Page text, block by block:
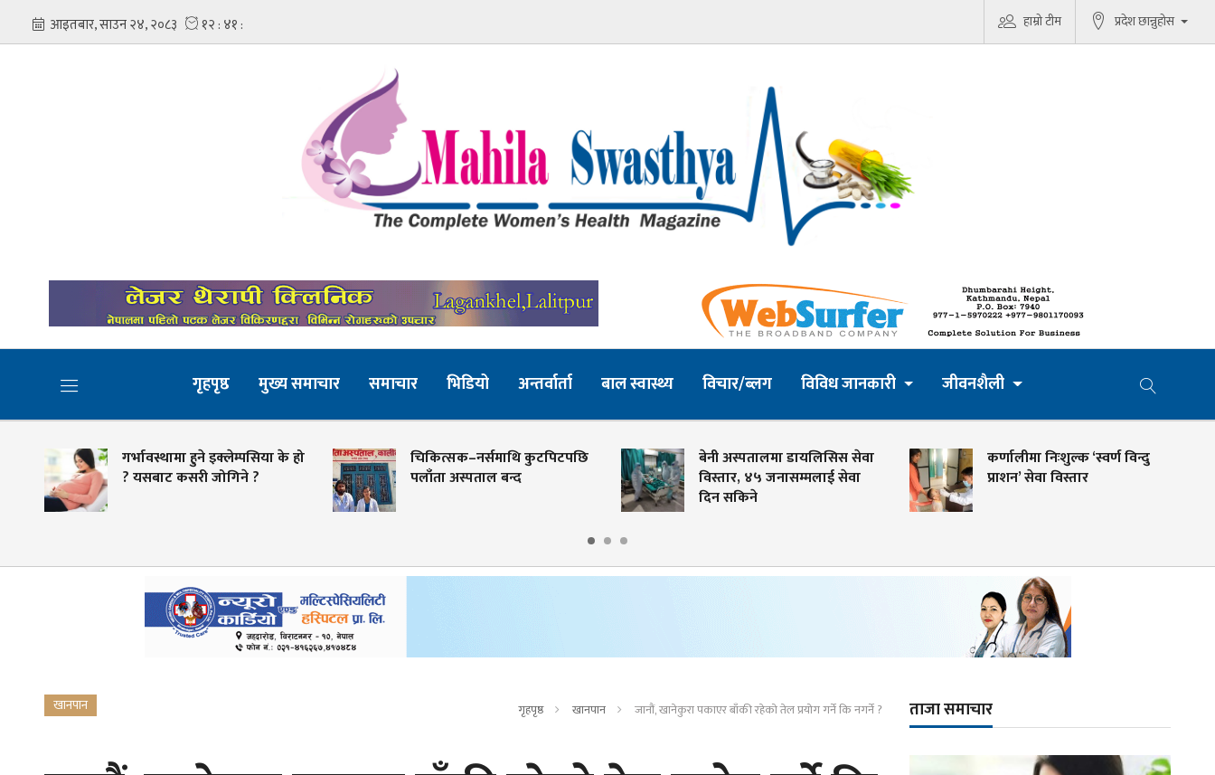
हाम्रो टीम प्रदेश छान्नुहोस
गृहपृष्ठ मुख्य समाचार समाचार भिडियो अन्तर्वार्ता बाल स्वास्थ्य विचार/ब्लग विविध जानकारी जीवनशैली
गर्भावस्थामा हुने इक्लेम्पसिया के हो
? यसबाट कसरी जोगिने ?
चिकित्सक–नर्समाथि कुटपिटपछि
पलाँता अस्पताल बन्द
बेनी अस्पतालमा डायलिसिस सेवा
विस्तार, ४५ जनासम्मलाई सेवा
दिन सकिने
कर्णालीमा निःशुल्क ‘स्वर्ण विन्दु
प्राशन’ सेवा विस्तार
खानपान गृहपृष्ठ खानपान जानौं, खानेकुरा पकाएर बाँकी रहेको तेल प्रयोग गर्ने कि नगर्ने ? ताजा समाचार